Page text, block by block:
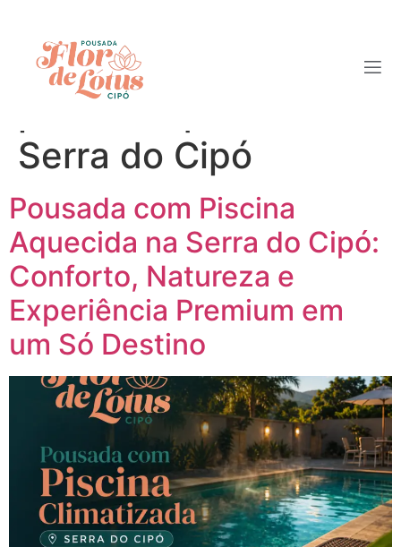
Tag:pousada com
piscina aquecida
Serra do Cipó
Pousada com Piscina
Aquecida na Serra do Cipó:
Conforto, Natureza e
Experiência Premium em
um Só Destino